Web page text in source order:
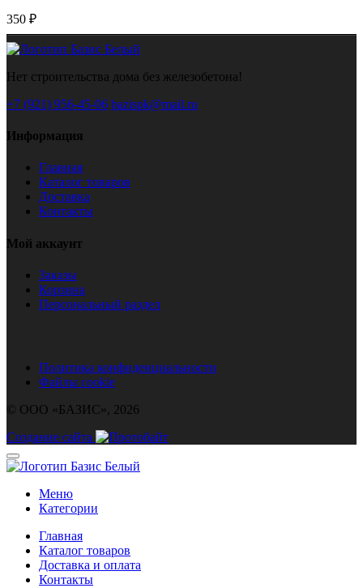
350 ₽
Нет строительства дома без железобетона!
+7 (921) 956-45-06 bazispk@mail.ru
Информация
Главная
Каталог товаров
Доставка
Контакты
Мой аккаунт
Заказы
Корзина
Персональный раздел
Политика конфиденциальности
Файлы cookie
© ООО «БАЗИС», 2026
Создание сайта
Меню
Категории
Главная
Каталог товаров
Доставка и оплата
Контакты